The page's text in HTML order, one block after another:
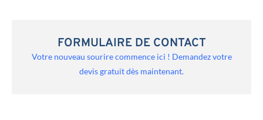
FORMULAIRE DE CONTACT
Votre nouveau sourire commence ici ! Demandez votre
devis gratuit dès maintenant.